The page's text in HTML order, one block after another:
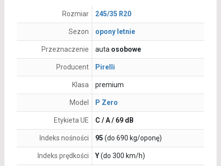
Rozmiar 245/35 R20
Sezon opony letnie
Przeznaczenie auta osobowe
Producent Pirelli
Klasa premium
Model P Zero
Etykieta UE C / A / 69 dB
Indeks nośności 95 (do 690 kg/oponę)
Indeks prędkości Y(do 300 km/h)